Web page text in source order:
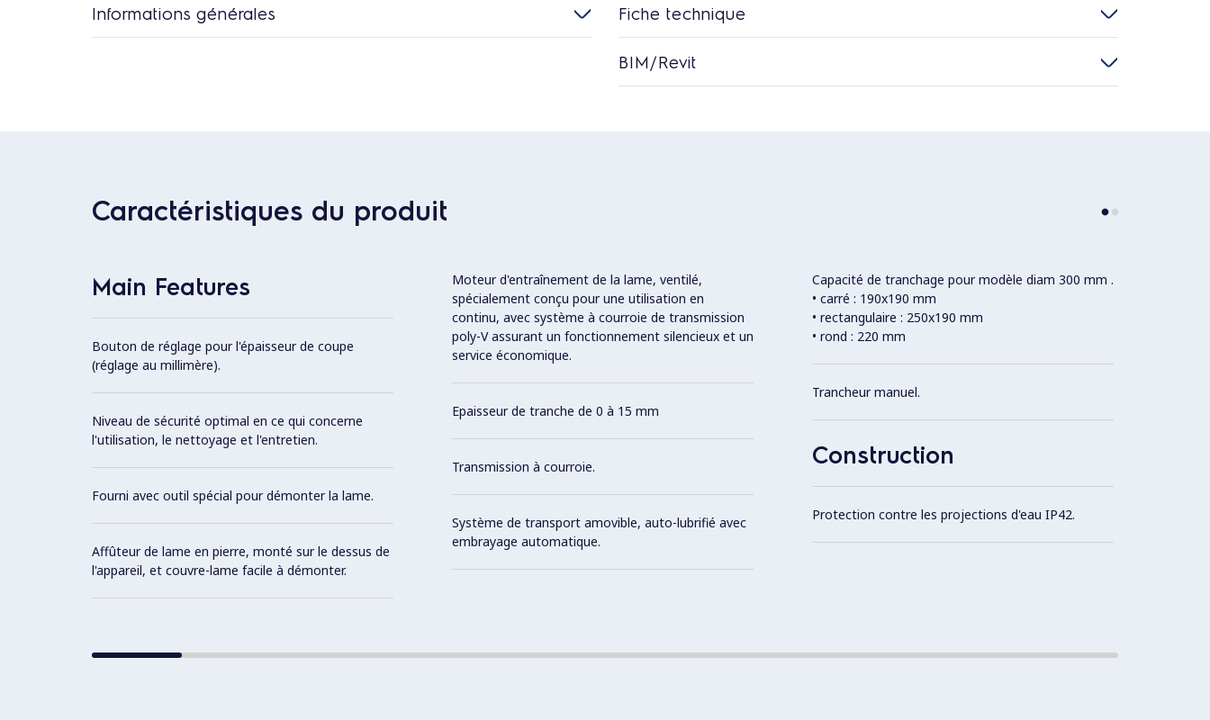
Informations générales Fiche technique
BIM/Revit
Caractéristiques du produit
Main Features
Bouton de réglage pour l'épaisseur de coupe
(réglage au millimère).
Niveau de sécurité optimal en ce qui concerne
l'utilisation, le nettoyage et l'entretien.
Fourni avec outil spécial pour démonter la lame.
Affûteur de lame en pierre, monté sur le dessus de
l'appareil, et couvre-lame facile à démonter.
Moteur d'entraînement de la lame, ventilé,
spécialement conçu pour une utilisation en
continu, avec système à courroie de transmission
poly-V assurant un fonctionnement silencieux et un
service économique.
Epaisseur de tranche de 0 à 15 mm
Transmission à courroie.
Système de transport amovible, auto-lubrifié avec
embrayage automatique.
Capacité de tranchage pour modèle diam 300 mm .
• carré : 190x190 mm
• rectangulaire : 250x190 mm
• rond : 220 mm
Trancheur manuel.
Construction
Protection contre les projections d'eau IP42.